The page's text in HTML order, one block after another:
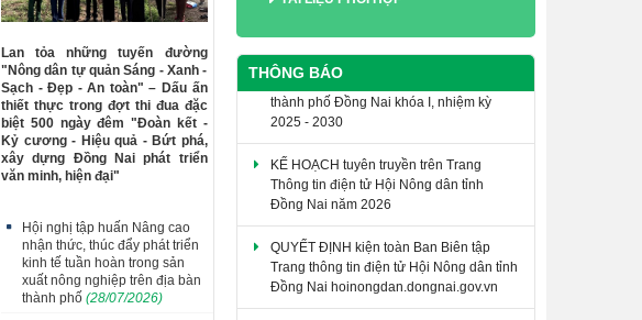
Lan tỏa những tuyến đường
"Nông dân tự quản Sáng - Xanh -
Sạch - Đẹp - An toàn" – Dấu ấn
thiết thực trong đợt thi đua đặc
biệt 500 ngày đêm "Đoàn kết -
Kỷ cương - Hiệu quả - Bứt phá,
xây dựng Đồng Nai phát triển
văn minh, hiện đại"
Hội nghị tập huấn Nâng cao
nhận thức, thúc đẩy phát triển
kinh tế tuần hoàn trong sản
xuất nông nghiệp trên địa bàn
thành phố(28/07/2026)
THÔNG BÁO
chữ ký của Phó Chủ tịch Hội Nông dân
thành phố Đồng Nai khóa I, nhiệm kỳ
2025 - 2030
KẾ HOẠCH tuyên truyền trên Trang
Thông tin điện tử Hội Nông dân tỉnh
Đồng Nai năm 2026
QUYẾT ĐỊNH kiện toàn Ban Biên tập
Trang thông tin điện tử Hội Nông dân tỉnh
Đồng Nai hoinongdan.dongnai.gov.vn
VĂN KIỆN ĐẠI HỘI ĐẠI BIỂU HỘI NÔNG